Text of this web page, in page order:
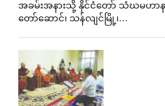
အခမ်းအနားသို့ နိုင်ငံတော် သံဃမဟ
တော်ဆောင်၊ သန်လျင်မြို့၊…